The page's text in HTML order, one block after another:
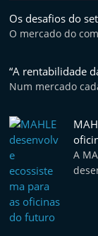
Os desafios do
O mercado do
“A rentabilidade
Num mercado
A